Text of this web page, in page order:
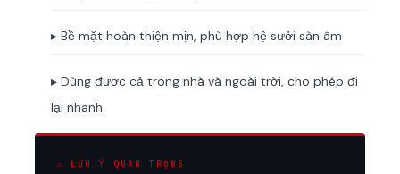
▸ Bề mặt hoàn thiện mịn, phù hợp hệ sưởi sàn âm
▸ Dùng được cả trong nhà và ngoài trời, cho phép đi
lại nhanh
⚠ LƯU Ý QUAN TRỌNG